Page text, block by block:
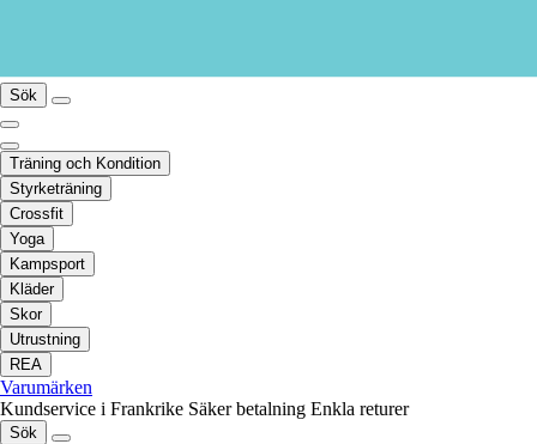
Sök
Träning och Kondition
Styrketräning
Crossfit
Yoga
Kampsport
Kläder
Skor
Utrustning
REA
Varumärken
Kundservice i Frankrike Säker betalning Enkla returer
Sök